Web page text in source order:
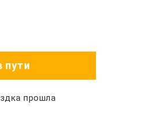
пути
прошла